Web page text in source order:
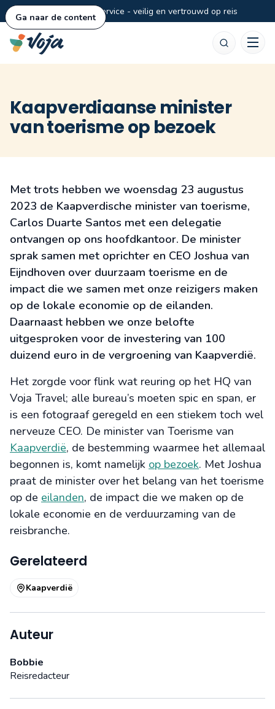
Ga naar de content
Persoonlijke service - veilig en vertrouwd op reis
Kaapverdiaanse minister
van toerisme op bezoek
Met trots hebben we woensdag 23 augustus
2023 de Kaapverdische minister van toerisme,
Carlos Duarte Santos met een delegatie
ontvangen op ons hoofdkantoor. De minister
sprak samen met oprichter en CEO Joshua van
Eijndhoven over duurzaam toerisme en de
impact die we samen met onze reizigers maken
op de lokale economie op de eilanden.
Daarnaast hebben we onze belofte
uitgesproken voor de investering van 100
duizend euro in de vergroening van Kaapverdië.
Het zorgde voor flink wat reuring op het HQ van
Voja Travel; alle bureau’s moeten spic en span, er
is een fotograaf geregeld en een stiekem toch wel
nerveuze CEO. De minister van Toerisme van
Kaapverdië, de bestemming waarmee het allemaal
begonnen is, komt namelijk op bezoek. Met Joshua
praat de minister over het belang van het toerisme
op de eilanden, de impact die we maken op de
lokale economie en de verduurzaming van de
reisbranche.
Gerelateerd
Kaapverdië
Auteur
Bobbie
Reisredacteur
Zoeken